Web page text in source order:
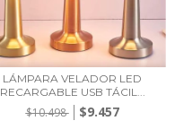
LÁMPARA VELADOR LED
RECARGABLE USB TÁCIL...
$10.498 $9.457